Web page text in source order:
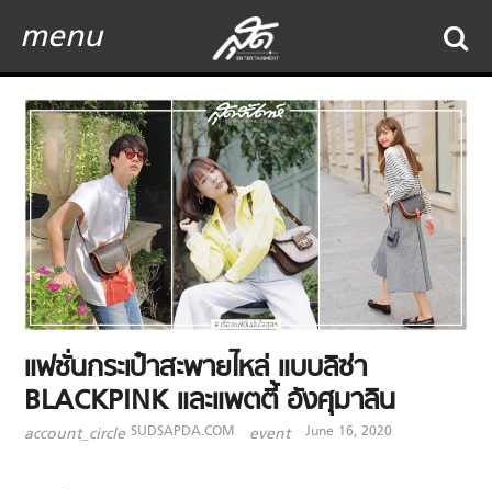
menu
แฟชั่นกระเป๋าสะพายไหล่ แบบลิซ่า
BLACKPINK และแพตตี้ อังศุมาลิน
account_circle SUDSAPDA.COM event June 16, 2020